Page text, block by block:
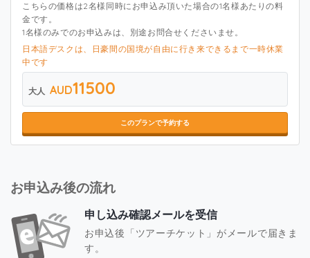
こちらの価格は2名様同時にお申込み頂いた場合の1名様あたりの料
金です。
1名様のみでのお申込みは、別途お問合せくださいませ。
日本語デスクは、日豪間の国境が自由に行き来できるまで一時休業
中です
大人 AUD11500
このプランで予約する
お申込み後の流れ
申し込み確認メールを受信
お申込後「ツアーチケット」がメールで届きま
す。